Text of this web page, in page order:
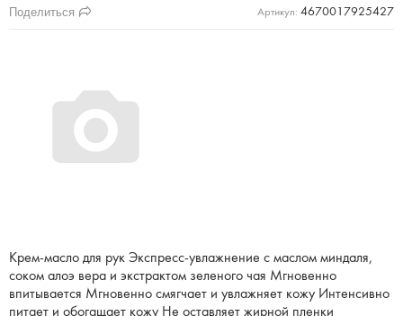
Поделиться Артикул: 4670017925427
Крем-масло для рук Экспресс-увлажнение с маслом миндаля,
соком алоэ вера и экстрактом зеленого чая Мгновенно
впитывается Мгновенно смягчает и увлажняет кожу Интенсивно
питает и обогащает кожу Не оставляет жирной пленки